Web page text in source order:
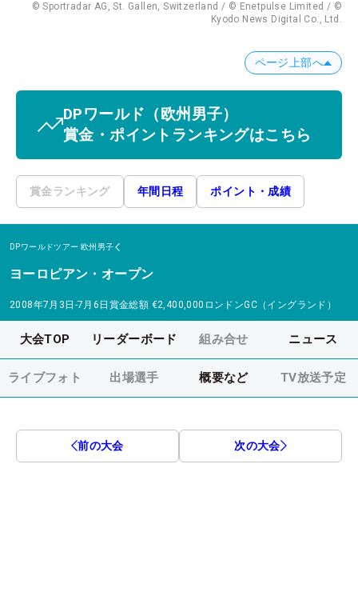
© Sportradar AG, St. Gallen, Switzerland / © Enetpulse Limited / ©
Kyodo News Digital Co., Ltd.
ページ上部へ
DPワールド （欧州男子）
賞金・ポイントランキングはこちら
賞金ランキング 年間日程 ポイント・成績
DPワールドツアー 欧州男子
ヨーロピアン・オープン
2008年7月3日-7月6日 賞金総額 €2,400,000 ロンドンGC（イングランド）
大会TOP リーダーボード 組み合せ ニュース
ライブフォト 出場選手 概要など TV放送予定
前の大会 次の大会